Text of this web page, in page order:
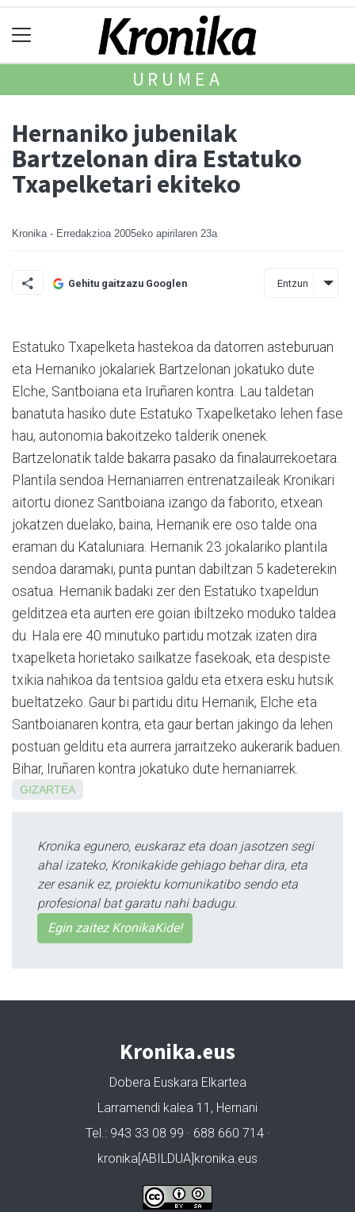
URUMEA
Hernaniko jubenilak
Bartzelonan dira Estatuko
Txapelketari ekiteko
Kronika - Erredakzioa 2005eko apirilaren 23a
Gehitu gaitzazu Googlen Entzun
Estatuko Txapelketa hastekoa da datorren asteburuan
eta Hernaniko jokalariek Bartzelonan jokatuko dute
Elche, Santboiana eta Iruñaren kontra. Lau taldetan
banatuta hasiko dute Estatuko Txapelketako lehen fase
hau, autonomia bakoitzeko talderik onenek.
Bartzelonatik talde bakarra pasako da finalaurrekoetara.
Plantila sendoa Hernaniarren entrenatzaileak Kronikari
aitortu dionez Santboiana izango da faborito, etxean
jokatzen duelako, baina, Hernanik ere oso talde ona
eraman du Kataluniara. Hernanik 23 jokalariko plantila
sendoa daramaki, punta puntan dabiltzan 5 kadeterekin
osatua. Hernanik badaki zer den Estatuko txapeldun
gelditzea eta aurten ere goian ibiltzeko moduko taldea
du. Hala ere 40 minutuko partidu motzak izaten dira
txapelketa horietako sailkatze fasekoak, eta despiste
txikia nahikoa da tentsioa galdu eta etxera esku hutsik
bueltatzeko. Gaur bi partidu ditu Hernanik, Elche eta
Santboianaren kontra, eta gaur bertan jakingo da lehen
postuan gelditu eta aurrera jarraitzeko aukerarik baduen.
Bihar, Iruñaren kontra jokatuko dute hernaniarrek.
GIZARTEA
Kronika egunero, euskaraz eta doan jasotzen segi
ahal izateko, Kronikakide gehiago behar dira, eta
zer esanik ez, proiektu komunikatibo sendo eta
profesional bat garatu nahi badugu.
Egin zaitez KronikaKide!
Kronika.eus
Dobera Euskara Elkartea
Larramendi kalea 11, Hernani
Tel.: 943 33 08 99 · 688 660 714 ·
kronika[ABILDUA]kronika.eus